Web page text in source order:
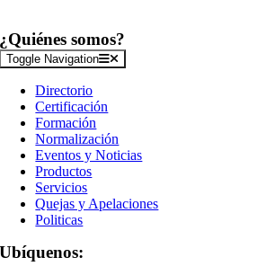
¿Quiénes somos?
Toggle Navigation
Directorio
Certificación
Formación
Normalización
Eventos y Noticias
Productos
Servicios
Quejas y Apelaciones
Politicas
Ubíquenos: